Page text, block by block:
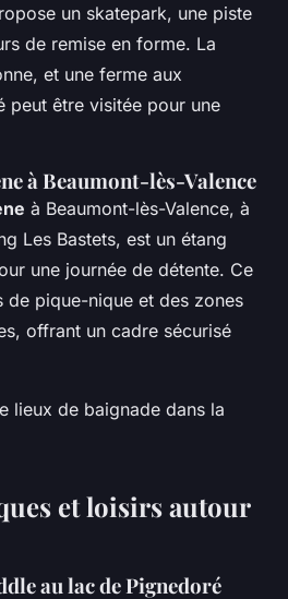
un skatepark, une piste
de remise en forme. La
et une ferme aux
peut être visitée pour une
à Beaumont-lès-Valence
à Beaumont-lès-Valence, à
Les Bastets, est un étang
une journée de détente. Ce
de pique-nique et des zones
offrant un cadre sécurisé
lieux de baignade dans la
et loisirs autour
au lac de Pignedoré